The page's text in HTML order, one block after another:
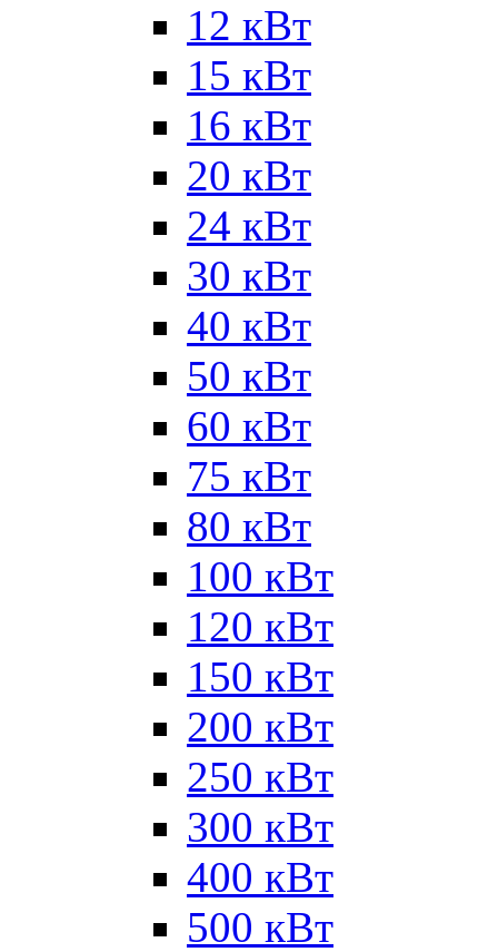
12 кВт
15 кВт
16 кВт
20 кВт
24 кВт
30 кВт
40 кВт
50 кВт
60 кВт
75 кВт
80 кВт
100 кВт
120 кВт
150 кВт
200 кВт
250 кВт
300 кВт
400 кВт
500 кВт